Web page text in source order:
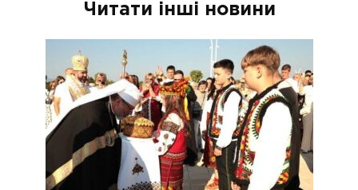
Читати інші новини